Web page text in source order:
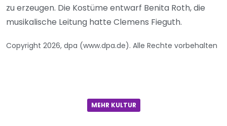
zu erzeugen. Die Kostüme entwarf Benita Roth, die
musikalische Leitung hatte Clemens Fieguth.
Copyright 2026, dpa (www.dpa.de). Alle Rechte vorbehalten
MEHR KULTUR